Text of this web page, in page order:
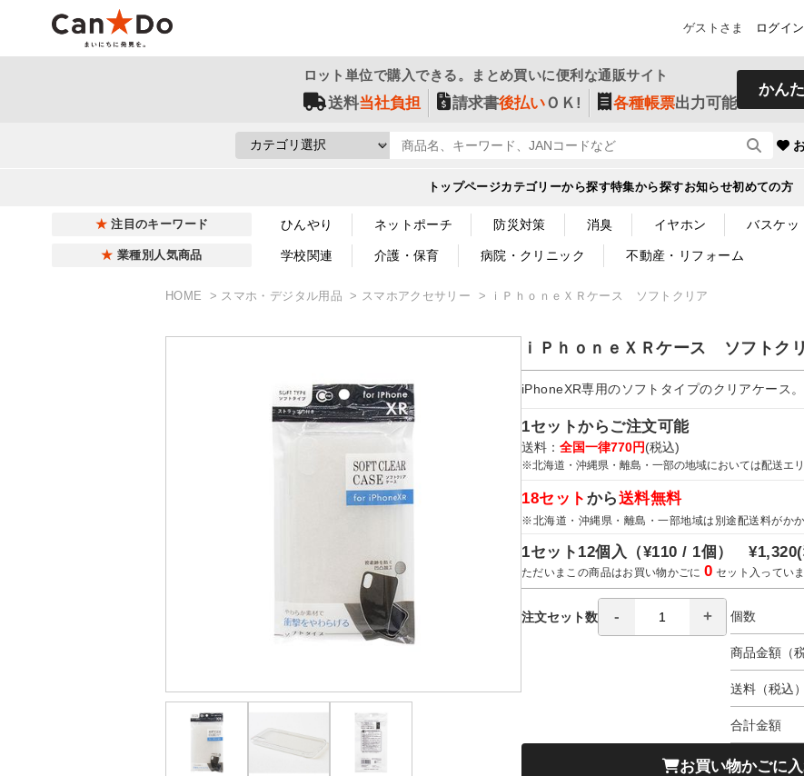
ゲストさま ログイン
ロット単位で購入できる。まとめ買いに便利な通販サイト
送料当社負担 請求書後払いＯＫ! 各種帳票出力可能
かん
トップページカテゴリーから探す特集から探すお知らせ初めての方
注目のキーワード ひんやり ネットポーチ 防災対策 消臭 イヤホン バスケッ
業種別人気商品 学校関連 介護・保育 病院・クリニック 不動産・リフォーム
HOME スマホ・デジタル用品 スマホアクセサリー ｉＰｈｏｎｅＸＲケース ソフトクリア
ｉＰｈｏｎｅＸＲケース ソフトク
iPhoneXR専用のソフトタイプのクリアケース。
1セットからご注文可能
送料： 全国一律770円(税込)
※北海道・沖縄県・離島・一部の地域においては配送エ
18セット から送料無料
※北海道・沖縄県・離島・一部地域は別途配送料がか
1セット12個入（¥110 / 1個）¥1,320
ただいまこの商品はお買い物かごに0 セット入ってい
注文セット数 個数
商品金額（税
送料（税込）
合計金額
お買い物かごに